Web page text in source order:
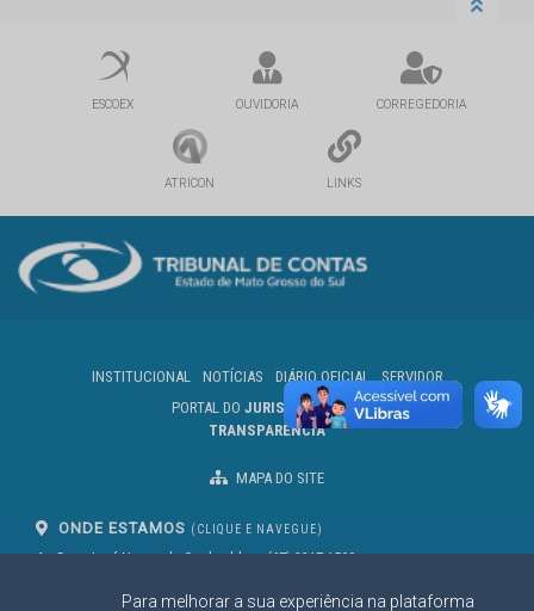
Para melhorar a sua experiência na plataforma
ESCOEX OUVIDORIA CORREGEDORIA
ATRICON LINKS
INSTITUCIONAL NOTÍCIAS DIÁRIO OFICIAL
SERVIDOR
PORTAL DO JURISDICIONADO
TRANSPARÊNCIA
MAPA DO SITE
ONDE ESTAMOS (CLIQUE E NAVEGUE)
Av. Des. José Nunes da Cunha, bloco
Campo Grande/MS
(67) 3317-1500